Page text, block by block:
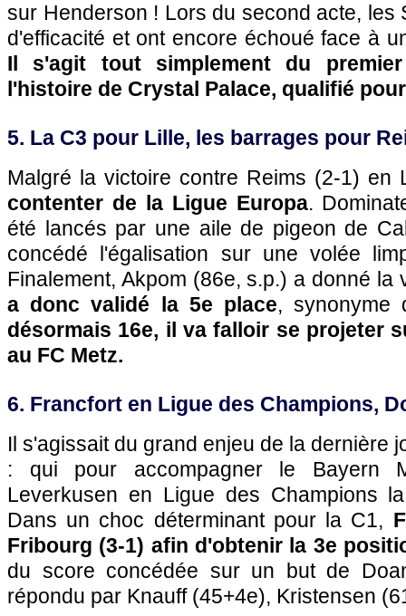
sur Henderson ! Lors du second acte, les
d'efficacité et ont encore échoué face à
Il s'agit tout simplement du
l'histoire de Crystal Palace, qualifié
5. La C3 pour Lille, les barrages pour
Malgré la victoire contre Reims (2-1) en
contenter de la Ligue Europa.
été lancés par une aile de pigeon de
concédé l'égalisation sur une volée
Finalement, Akpom (86e, s.p.) a donné la
a donc validé la 5e place,
désormais 16e, il va falloir se projeter
au FC Metz.
6. Francfort en Ligue des Champions,
Il s'agissait du grand enjeu de la dernière
: qui pour accompagner le Bayern
Leverkusen en Ligue des Champions
Dans un choc déterminant pour la C1,
Fribourg (3-1) afin d'obtenir la 3e
du score concédée sur un but de
répondu par Knauff (45+4e), Kristensen